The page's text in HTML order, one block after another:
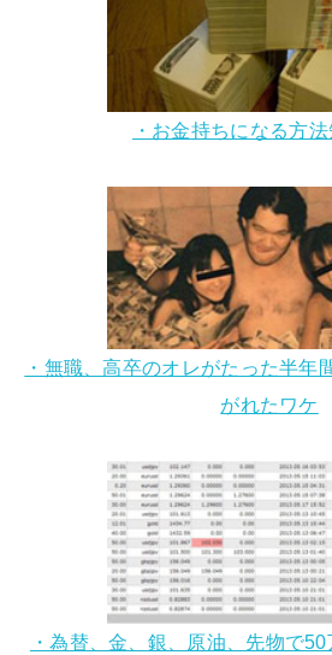
・お金持ちになる方
・無職、高卒のオレがたった半年
がれたワケ
・為替、金、銀、原油、先物で